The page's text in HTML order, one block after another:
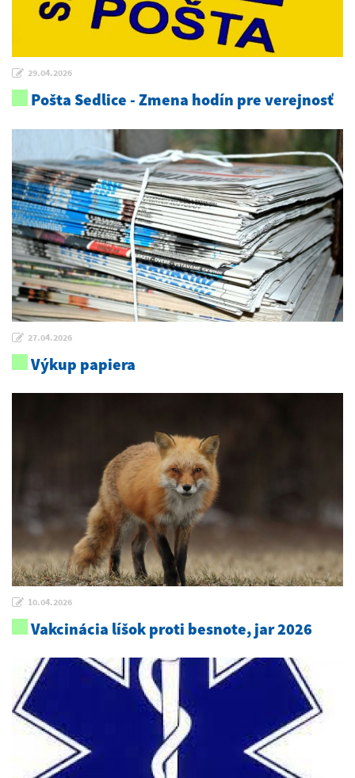
29.04.2026
Pošta Sedlice - Zmena hodín pre verejnosť
27.04.2026
Výkup papiera
10.04.2026
Vakcinácia líšok proti besnote, jar 2026